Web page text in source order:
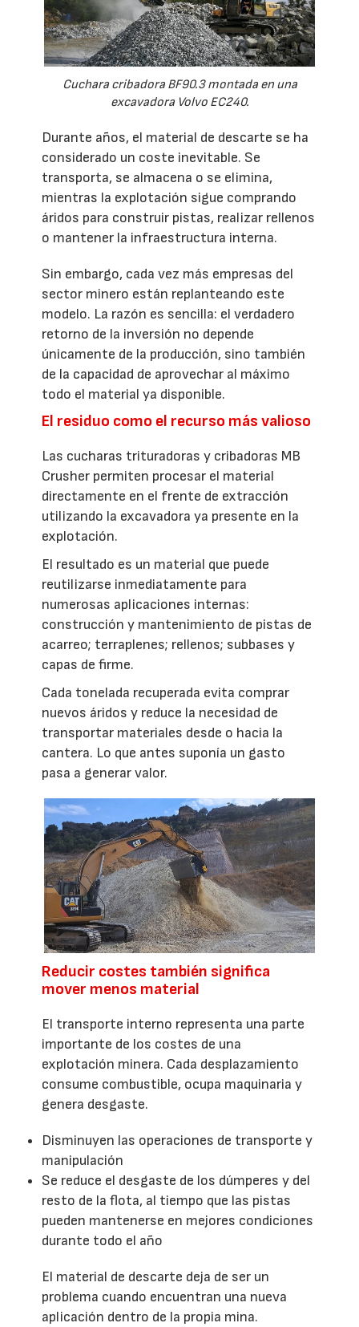
Cuchara cribadora BF90.3 montada en una
excavadora Volvo EC240.
Durante años, el material de descarte se ha
considerado un coste inevitable. Se
transporta, se almacena o se elimina,
mientras la explotación sigue comprando
áridos para construir pistas, realizar rellenos
o mantener la infraestructura interna.
Sin embargo, cada vez más empresas del
sector minero están replanteando este
modelo. La razón es sencilla: el verdadero
retorno de la inversión no depende
únicamente de la producción, sino también
de la capacidad de aprovechar al máximo
todo el material ya disponible.
El residuo como el recurso más valioso
Las cucharas trituradoras y cribadoras MB
Crusher permiten procesar el material
directamente en el frente de extracción
utilizando la excavadora ya presente en la
explotación.
El resultado es un material que puede
reutilizarse inmediatamente para
numerosas aplicaciones internas:
construcción y mantenimiento de pistas de
acarreo; terraplenes; rellenos; subbases y
capas de firme.
Cada tonelada recuperada evita comprar
nuevos áridos y reduce la necesidad de
transportar materiales desde o hacia la
cantera. Lo que antes suponía un gasto
pasa a generar valor.
Reducir costes también significa
mover menos material
El transporte interno representa una parte
importante de los costes de una
explotación minera. Cada desplazamiento
consume combustible, ocupa maquinaria y
genera desgaste.
Disminuyen las operaciones de transporte y
manipulación
Se reduce el desgaste de los dúmperes y del
resto de la flota, al tiempo que las pistas
pueden mantenerse en mejores condiciones
durante todo el año
El material de descarte deja de ser un
problema cuando encuentran una nueva
aplicación dentro de la propia mina.